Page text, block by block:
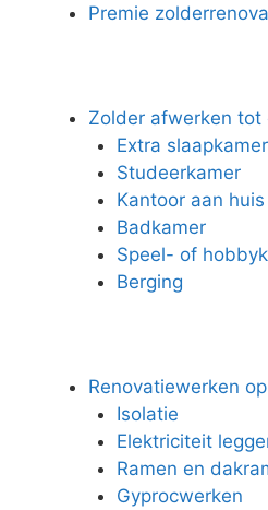
Premie
Zolder afwerken tot
Extra slaapkamer
Studeerkamer
Kantoor aan huis
Badkamer
Speel- of
Berging
Renovatiewerken
Isolatie
Elektriciteit
Ramen en
Gyprocwerken